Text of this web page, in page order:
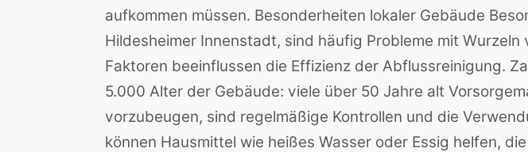
aufkommen müssen. Besonderheiten lokaler Gebäude
Hildesheimer Innenstadt, sind häufig Probleme mit
Faktoren beeinflussen die Effizienz der Abflussreinigung.
5.000 Alter der Gebäude: viele über 50 Jahre alt
vorzubeugen, sind regelmäßige Kontrollen und die
können Hausmittel wie heißes Wasser oder Essig helfen,